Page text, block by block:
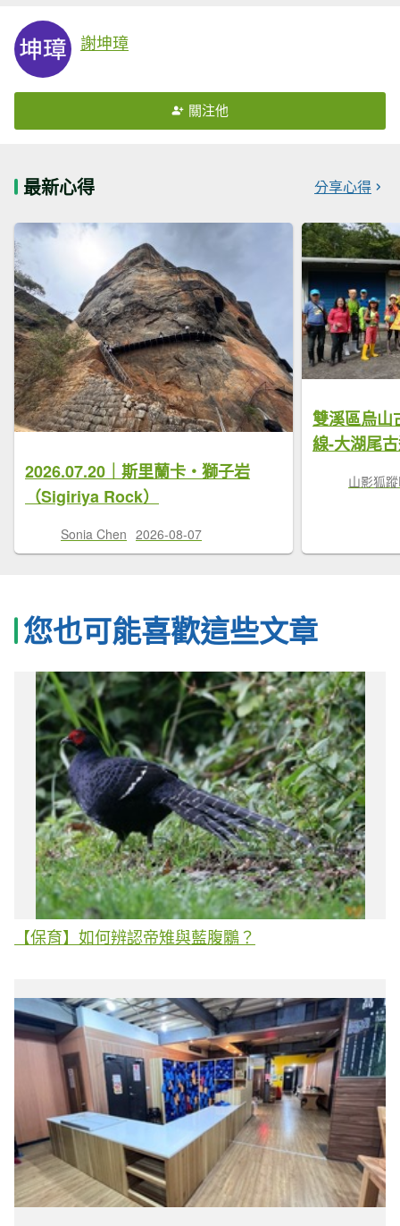
謝坤璋
關注他
最新心得 分享心得
2026.07.20｜斯里蘭卡・獅子岩
（Sigiriya Rock）
Sonia Chen 2026-08-07
雙溪區烏山
線-大湖尾
山影狐
您也可能喜歡這些文章
【保育】如何辨認帝雉與藍腹鷴？